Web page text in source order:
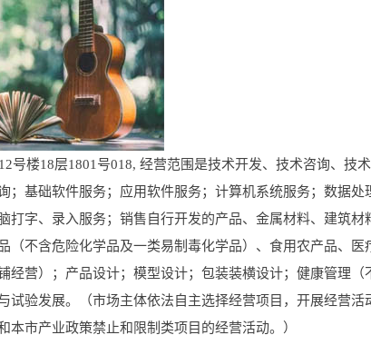
楼18层1801号018, 经营范围是技术开发、技术咨询、技术
基础软件服务；应用软件服务；计算机系统服务；数据处
字、录入服务；销售自行开发的产品、金属材料、建筑材
（不含危险化学品及一类易制毒化学品）、食用农产品、
营）；产品设计；模型设计；包装装横设计；健康管理（
验发展。（市场主体依法自主选择经营项目，开展经营活
市产业政策禁止和限制类项目的经营活动。）